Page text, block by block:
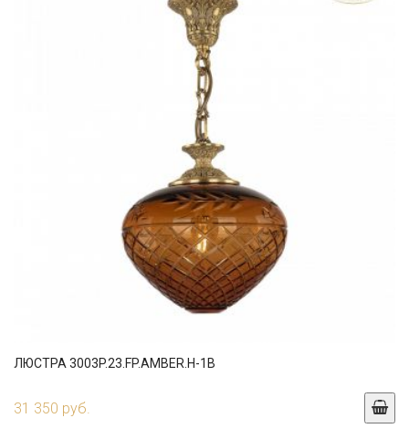
ЛЮСТРА 3003P.23.FP.AMBER.H-1B
31 350 руб.